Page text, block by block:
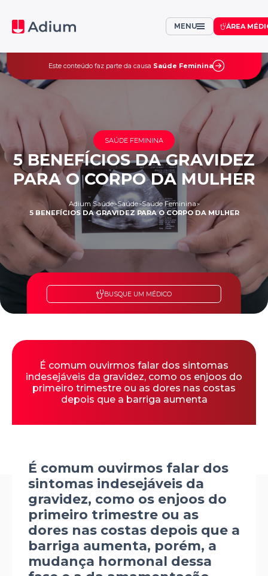
ÁREA
MENU
Este conteúdo faz parte da causa Saúde Feminina
SAÚDE FEMININA
5 BENEFÍCIOS DA GRAVIDEZ
PARA O CORPO DA MULHER
Adium Saúde>Saúde>Saúde Feminina>
5 BENEFÍCIOS DA GRAVIDEZ PARA O CORPO DA MULHER
BUSQUE UM MÉDICO
É comum ouvirmos falar dos sintomas
indesejáveis da gravidez, como os enjoos do
primeiro trimestre ou as dores nas costas
depois que a barriga aumenta
É comum ouvirmos falar dos
sintomas indesejáveis da
gravidez, como os enjoos do
primeiro trimestre ou as
dores nas costas depois que a
barriga aumenta, porém, a
mudança hormonal dessa